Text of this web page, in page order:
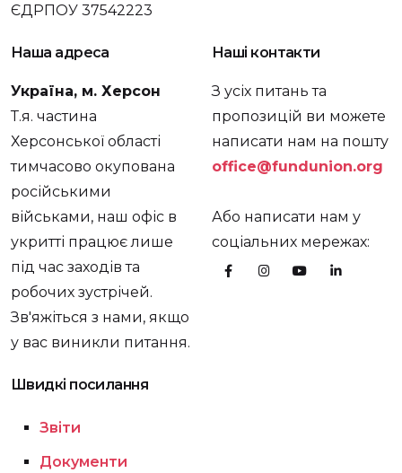
ЄДРПОУ 37542223
Наша адреса
Україна, м. Херсон
Т.я. частина
Херсонської області
тимчасово окупована
російськими
військами, наш офіс в
укритті працює лише
під час заходів та
робочих зустрічей.
Зв'яжіться з нами, якщо
у вас виникли питання.
Наші контакти
З усіх питань та
пропозицій ви можете
написати нам на пошту
office@fundunion.org
Або написати нам у
соціальних мережах:
Швидкі посилання
Звіти
Документи